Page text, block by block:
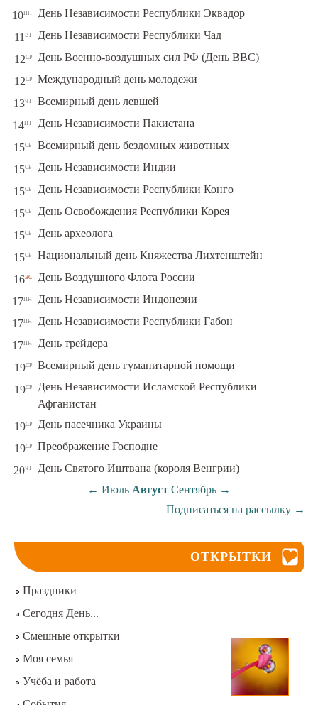
10пн День Независимости Республики Эквадор
11 вт День Независимости Республики Чад
12ср День Военно-воздушных сил РФ (День ВВС)
12ср Международный день молодежи
13чт Всемирный день левшей
14пт День Независимости Пакистана
15сб Всемирный день бездомных животных
15сб День Независимости Индии
15сб День Независимости Республики Конго
15сб День Освобождения Республики Корея
15сб День археолога
15сб Национальный день Княжества Лихтенштейн
16вс День Воздушного Флота России
17пн День Независимости Индонезии
17пн День Независимости Республики Габон
17пн День трейдера
19ср Всемирный день гуманитарной помощи
19ср
День Независимости Исламской Республики
Афганистан
19ср День пасечника Украины
19ср Преображение Господне
20чт
День Святого Иштвана (короля Венгрии)
← Июль Август Сентябрь →
Подписаться на рассылку →
ОТКРЫТКИ
Праздники
Сегодня День...
Смешные открытки
Моя семья
Учёба и работа